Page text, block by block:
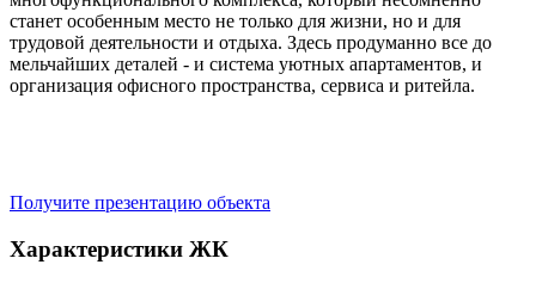
станет особенным место не только для жизни, но и для
трудовой деятельности и отдыха. Здесь продуманно все до
мельчайших деталей - и система уютных апартаментов, и
организация офисного пространства, сервиса и ритейла.
Получите презентацию объекта
Характеристики ЖК